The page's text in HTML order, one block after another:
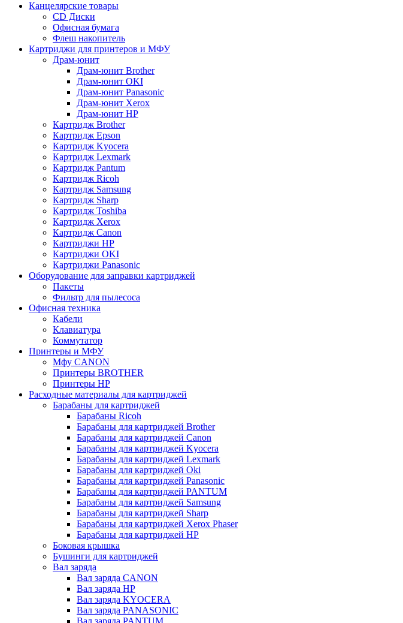
Канцелярские товары
CD Диски
Офисная бумага
Флеш накопитель
Картриджи для принтеров и МФУ
Драм-юнит
Драм-юнит Brother
Драм-юнит OKI
Драм-юнит Panasonic
Драм-юнит Xerox
Драм-юнит НР
Картридж Brother
Картридж Epson
Картридж Kyocera
Картридж Lexmark
Картридж Pantum
Картридж Ricoh
Картридж Samsung
Картридж Sharp
Картридж Toshiba
Картридж Xerox
Картридж Сanon
Картриджи HP
Картриджи OKI
Картриджи Panasonic
Оборудование для заправки картриджей
Пакеты
Фильтр для пылесоса
Офисная техника
Кабели
Клавиатура
Коммутатор
Принтеры и МФУ
Мфу CANON
Принтеры BROTHER
Принтеры HP
Расходные материалы для картриджей
Барабаны для картриджей
Барабаны Ricoh
Барабаны для картриджей Brother
Барабаны для картриджей Canon
Барабаны для картриджей Kyocera
Барабаны для картриджей Lexmark
Барабаны для картриджей Oki
Барабаны для картриджей Panasonic
Барабаны для картриджей PANTUM
Барабаны для картриджей Samsung
Барабаны для картриджей Sharp
Барабаны для картриджей Xerox Phaser
Барабаны для картриджей НР
Боковая крышка
Бушинги для картриджей
Вал заряда
Вал заряда CANON
Вал заряда HP
Вал заряда KYOCERA
Вал заряда PANASONIC